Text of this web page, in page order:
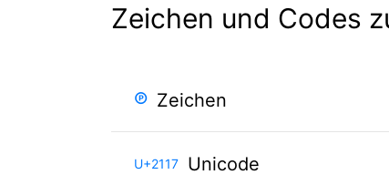
Zeichen und Codes
℗ Zeichen
U+2117 Unicode